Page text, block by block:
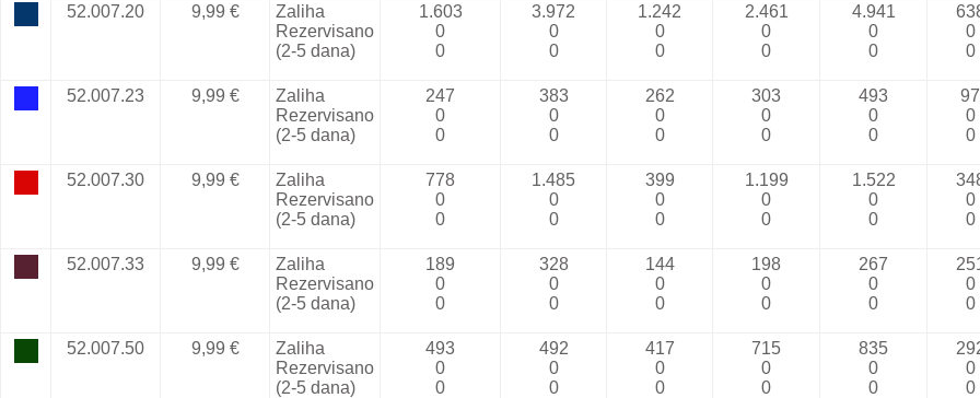
52.007.20 9,99 €
Zaliha
Rezervisano
(2-5 dana)
1.603
0
0
3.972
0
0
1.242
0
0
2.461
0
0
4.941
0
0
0
0
52.007.23 9,99 €
Zaliha
Rezervisano
(2-5 dana)
247
0
0
383
0
0
262
0
0
303
0
0
493
0
0
97
0
0
52.007.30 9,99 €
Zaliha
Rezervisano
(2-5 dana)
778
0
0
1.485
0
0
399
0
0
1.199
0
0
1.522
0
0
0
0
52.007.33 9,99 €
Zaliha
Rezervisano
(2-5 dana)
189
0
0
328
0
0
144
0
0
198
0
0
267
0
0
0
0
52.007.50 9,99 €
Zaliha
Rezervisano
(2-5 dana)
493
0
0
492
0
0
417
0
0
715
0
0
835
0
0
0
0